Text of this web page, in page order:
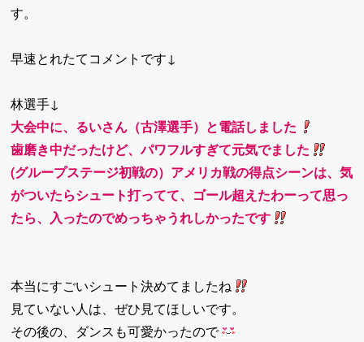
す。
早速とれたてコメントです↓
林選手↓
大会中に、るいさん（古澤選手）と電話しました
歯磨き中だったけど、パワフルすぎて元気でました
(グループステージ初戦の）アメリカ戦の得点シーンは、気
がついたらシュート打ってて、ゴール超えたわーって思っ
たら、入ったのでめっちゃうれしかったです
本当にすごいシュート決めてましたね
見ていない人は、ぜひ見てほしいです。
その後の、ダンスも可愛かったので